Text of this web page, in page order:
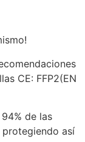
CE: FFP2(EN
de las
protegiendo así